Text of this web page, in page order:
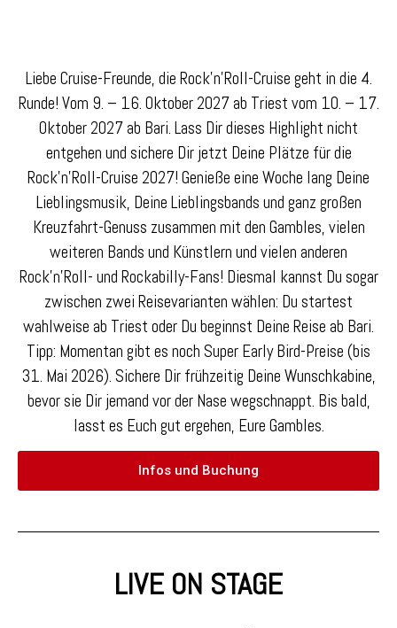
Liebe Cruise-Freunde, die Rock’n’Roll-Cruise geht in die 4.
Runde! Vom 9. – 16. Oktober 2027 ab Triest vom 10. – 17.
Oktober 2027 ab Bari. Lass Dir dieses Highlight nicht
entgehen und sichere Dir jetzt Deine Plätze für die
Rock’n’Roll-Cruise 2027! Genieße eine Woche lang Deine
Lieblingsmusik, Deine Lieblingsbands und ganz großen
Kreuzfahrt-Genuss zusammen mit den Gambles, vielen
weiteren Bands und Künstlern und vielen anderen
Rock’n’Roll- und Rockabilly-Fans! Diesmal kannst Du sogar
zwischen zwei Reisevarianten wählen: Du startest
wahlweise ab Triest oder Du beginnst Deine Reise ab Bari.
Tipp: Momentan gibt es noch Super Early Bird-Preise (bis
31. Mai 2026). Sichere Dir frühzeitig Deine Wunschkabine,
bevor sie Dir jemand vor der Nase wegschnappt. Bis bald,
lasst es Euch gut ergehen, Eure Gambles.
Infos und Buchung
LIVE ON STAGE